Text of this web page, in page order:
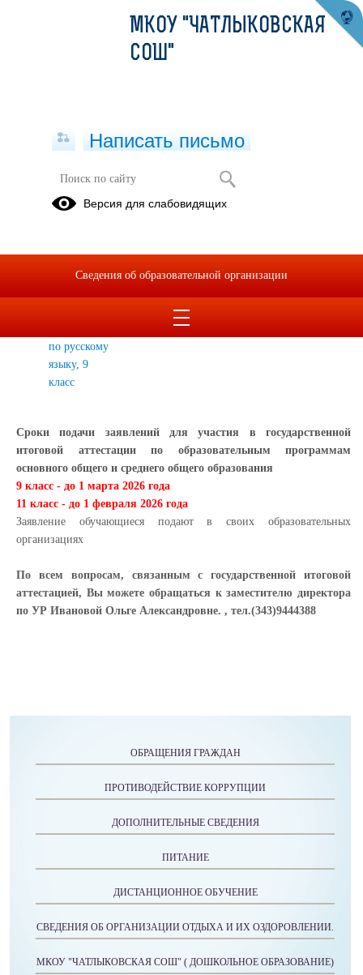
Государственная итоговая
аттестация
в 11 классе
по русскому
языку, 9
класс
Сроки подачи заявлений для участия в государственной
итоговой аттестации по образовательным программам
основного общего и среднего общего образования
9 класс - до 1 марта 2026 года
11 класс - до 1 февраля 2026 года
Заявление обучающиеся подают в своих образовательных
организациях
По всем вопросам, связанным с государственной итоговой
аттестацией, Вы можете обращаться к заместителю директора
по УР Ивановой Ольге Александровне. , тел.(343)9444388
ОБРАЩЕНИЯ ГРАЖДАН
ПРОТИВОДЕЙСТВИЕ КОРРУПЦИИ
ДОПОЛНИТЕЛЬНЫЕ СВЕДЕНИЯ
ПИТАНИЕ
ДИСТАНЦИОННОЕ ОБУЧЕНИЕ
СВЕДЕНИЯ ОБ ОРГАНИЗАЦИИ ОТДЫХА И ИХ ОЗДОРОВЛЕНИИ.
МКОУ "ЧАТЛЫКОВСКАЯ СОШ" ( ДОШКОЛЬНОЕ ОБРАЗОВАНИЕ)
МКОУ "ЧАТЛЫКОВСКАЯ
СОШ"
Написать письмо
Версия для слабовидящих
Сведения об образовательной организации